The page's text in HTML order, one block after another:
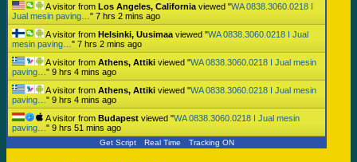
A visitor from Los Angeles, California viewed "WA 0838.3060.0218 I
Jual mesin paving… " 7 hrs 2 mins ago
A visitor from Helsinki, Uusimaa viewed "WA 0838.3060.0218 I Jual
mesin paving… " 7 hrs 2 mins ago
A visitor from Athens, Attiki viewed "WA 0838.3060.0218 I Jual mesin
paving… " 9 hrs 4 mins ago
A visitor from Athens, Attiki viewed "WA 0838.3060.0218 I Jual mesin
paving… " 9 hrs 4 mins ago
A visitor from Budapest viewed "WA 0838.3060.0218 I Jual mesin
paving… " 9 hrs 51 mins ago
Get Script Real Time Tracking ON